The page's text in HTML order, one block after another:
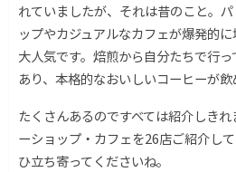
れていましたが、それは昔のこと。
ップやカジュアルなカフェが爆発的
大人気です。焙煎から自分たちで行
あり、本格的なおいしいコーヒーが飲
たくさんあるのですべては紹介しき
ーショップ・カフェを26店ご紹介し
ひ立ち寄ってくださいね。